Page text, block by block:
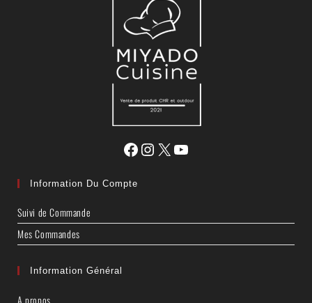
Information Du Compte
Suivi de Commande
Mes Commandes
Information Général
A propos